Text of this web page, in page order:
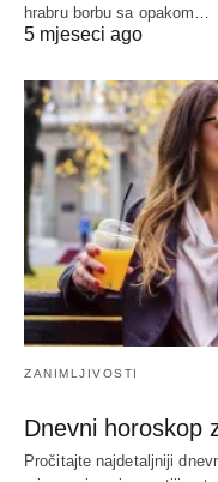
hrabru borbu sa opakom…
5 mjeseci ago
ZANIMLJIVOSTI
Dnevni horoskop
Pročitajte najdetaljniji